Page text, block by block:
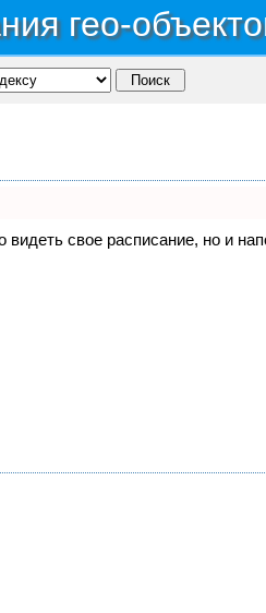
гео-
видеть свое расписание, но и